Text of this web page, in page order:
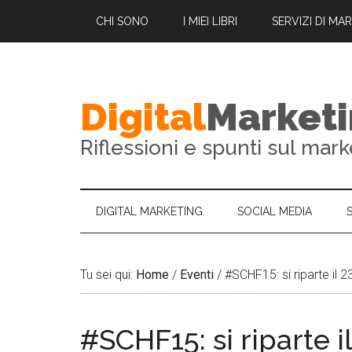
CHI SONO I MIEI LIBRI SERVIZI DI
Digital
Riflessioni e spunti sul
DIGITAL MARKETING SOCIAL MEDIA
Tu sei qui: Home / Eventi / #SCHF15: si riparte il
#SCHF15: si riparte